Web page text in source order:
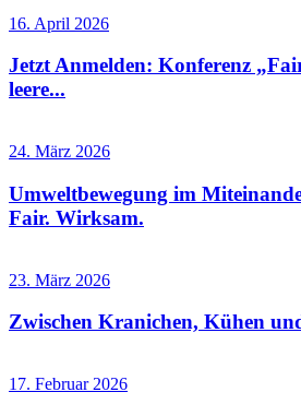
16. April 2026
Jetzt Anmelden: Konferenz
leere...
24. März 2026
Umweltbewegung im
Fair. Wirksam.
23. März 2026
Zwischen Kranichen, Kühen
17. Februar 2026